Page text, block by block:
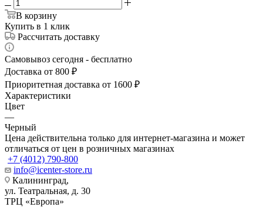
В корзину
Купить в 1 клик
Рассчитать доставку
Самовывоз сегодня - бесплатно
Доставка от 800 ₽
Приоритетная доставка от 1600 ₽
Характеристики
Цвет
—
Черный
Цена действительна только для интернет-магазина и может
отличаться от цен в розничных магазинах
+7 (4012) 790-800
info@icenter-store.ru
Калининград,
ул. Театральная, д. 30
ТРЦ «Европа»